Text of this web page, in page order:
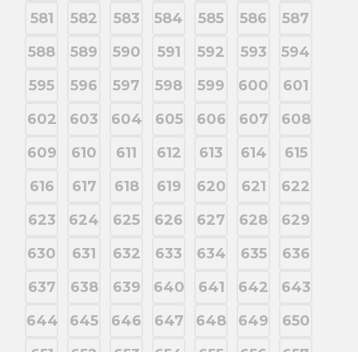
581
582 583 584 585 586
587
588
589 590 591 592 593
594
595
596 597 598 599 600
601
602
603 604 605 606 607
608
609
610 611 612 613 614
615
616
617 618 619 620 621
622
623
624 625 626 627 628
629
630
631 632 633 634 635
636
637
638 639 640 641 642
643
644
645 646 647 648 649
650